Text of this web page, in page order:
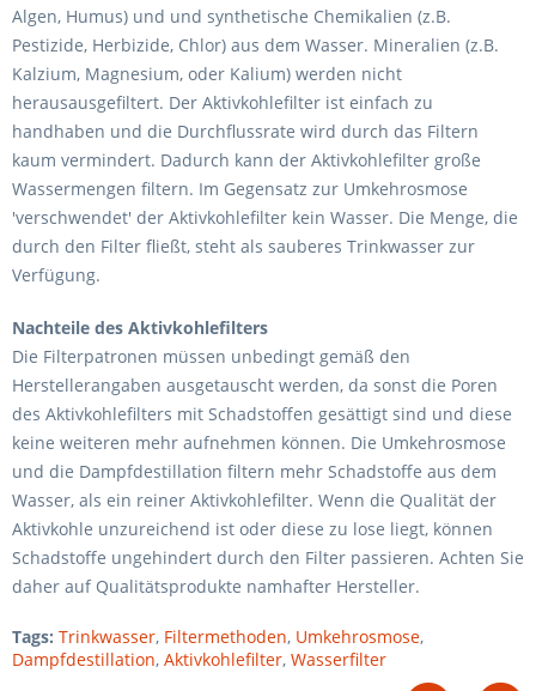
Algen, Humus) und und synthetische Chemikalien (z.B.
Pestizide, Herbizide, Chlor) aus dem Wasser. Mineralien (z.B.
Kalzium, Magnesium, oder Kalium) werden nicht
herausausgefiltert. Der Aktivkohlefilter ist einfach zu
handhaben und die Durchflussrate wird durch das Filtern
kaum vermindert. Dadurch kann der Aktivkohlefilter große
Wassermengen filtern. Im Gegensatz zur Umkehrosmose
'verschwendet' der Aktivkohlefilter kein Wasser. Die Menge, die
durch den Filter fließt, steht als sauberes Trinkwasser zur
Verfügung.
Nachteile des Aktivkohlefilters
Die Filterpatronen müssen unbedingt gemäß den
Herstellerangaben ausgetauscht werden, da sonst die Poren
des Aktivkohlefilters mit Schadstoffen gesättigt sind und diese
keine weiteren mehr aufnehmen können. Die Umkehrosmose
und die Dampfdestillation filtern mehr Schadstoffe aus dem
Wasser, als ein reiner Aktivkohlefilter. Wenn die Qualität der
Aktivkohle unzureichend ist oder diese zu lose liegt, können
Schadstoffe ungehindert durch den Filter passieren. Achten Sie
daher auf Qualitätsprodukte namhafter Hersteller.
Tags: Trinkwasser, Filtermethoden, Umkehrosmose,
Dampfdestillation, Aktivkohlefilter, Wasserfilter